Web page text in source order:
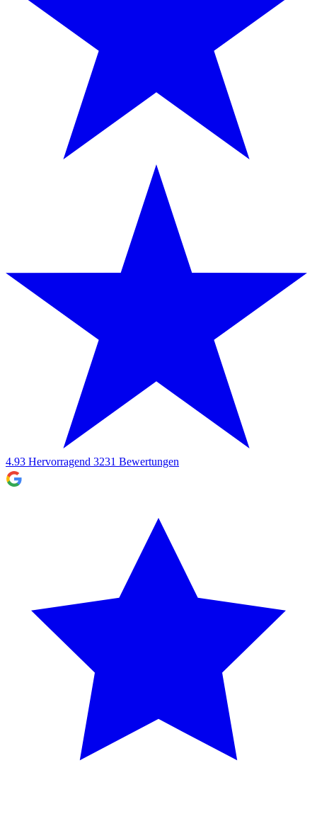
4.93 Hervorragend 3231 Bewertungen